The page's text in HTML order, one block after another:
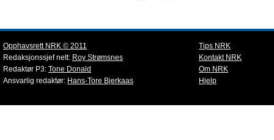
Opphavsrett NRK © 2011
Redaksjonssjef nett: Roy Strømsnes
Redaktør P3: Tone Donald
Ansvarlig redaktør: Hans-Tore Bjerkaas
Tips NRK
Kontakt NRK
Om NRK
Hjelp